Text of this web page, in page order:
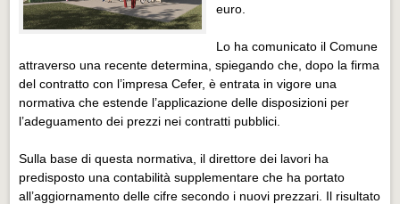
Eventi Vigevano
Eventi Pavia
Eventi Pavia
euro.
Lo ha comunicato il Comune
attraverso una recente determina, spiegando che, dopo la firma
del contratto con l’impresa Cefer, è entrata in vigore una
normativa che estende l’applicazione delle disposizioni per
l’adeguamento dei prezzi nei contratti pubblici.
Sulla base di questa normativa, il direttore dei lavori ha
predisposto una contabilità supplementare che ha portato
all’aggiornamento delle cifre secondo i nuovi prezzari. Il risultato